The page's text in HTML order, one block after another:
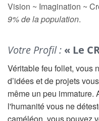
Vision ~ Imagination ~
9% de la population.
Votre Profil : « Le
Véritable feu follet, vous
d’idées et de projets
même un peu immature.
l'humanité vous ne